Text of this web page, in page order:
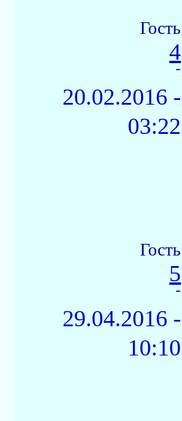
Гость
4
-
20.02.2016 -
03:22
Гость
5
-
29.04.2016 -
10:10